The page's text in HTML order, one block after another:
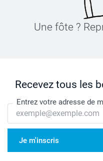
Une fôte ?
Recevez tous les
Entrez votre adresse de
Je m'inscris